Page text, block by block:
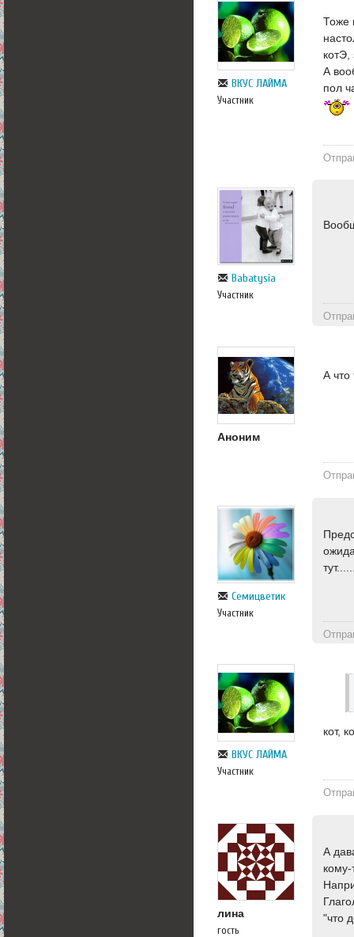
ВКУС ЛАЙМА
Участник
Тоже
котЭ,
А
пол
Babatysia
Участник
Аноним
А что
Семицветик
Участник
ВКУС ЛАЙМА
Участник
кот,
лина
гость
А
"что